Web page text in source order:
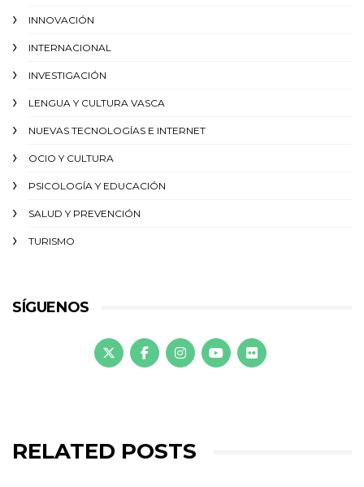
INNOVACIÓN
INTERNACIONAL
INVESTIGACIÓN
LENGUA Y CULTURA VASCA
NUEVAS TECNOLOGÍAS E INTERNET
OCIO Y CULTURA
PSICOLOGÍA Y EDUCACIÓN
SALUD Y PREVENCIÓN
TURISMO
SÍGUENOS
RELATED POSTS